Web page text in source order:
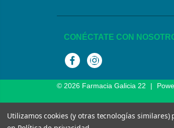
CONÉCTATE CON
FacebookInstagram
© 2026 Farmacia Galicia 22 |
Utilizamos cookies (y otras tecnologías